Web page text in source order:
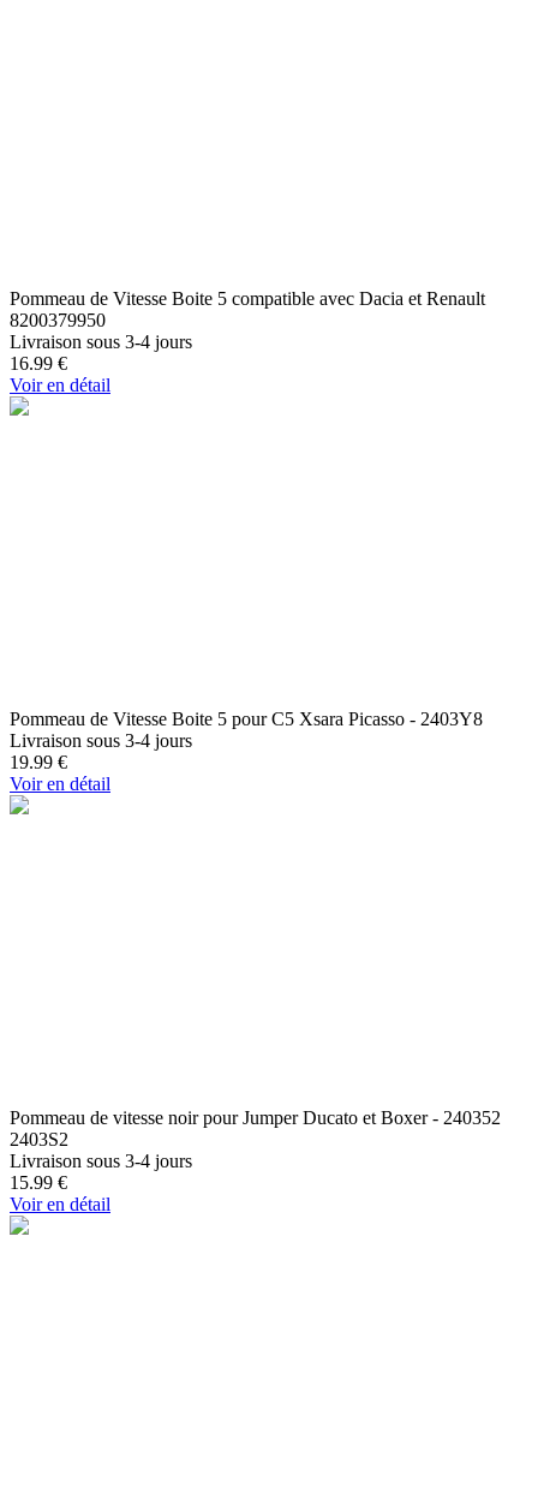
Pommeau de Vitesse Boite 5 compatible avec Dacia et Renault
8200379950
Livraison sous 3-4 jours
16.99 €
Voir en détail
Pommeau de Vitesse Boite 5 pour C5 Xsara Picasso - 2403Y8
Livraison sous 3-4 jours
19.99 €
Voir en détail
Pommeau de vitesse noir pour Jumper Ducato et Boxer - 240352
2403S2
Livraison sous 3-4 jours
15.99 €
Voir en détail